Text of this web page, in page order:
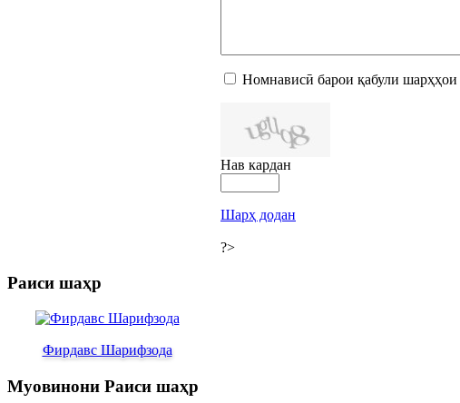
Номнависӣ барои қабули шарҳҳои
Нав кардан
Шарҳ додан
?>
Раиси шаҳр
Фирдавс Шарифзода
Муовинони Раиси шаҳр